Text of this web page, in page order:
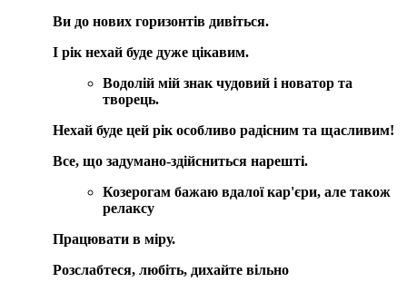
Ви до нових горизонтів дивіться.
І рік нехай буде дуже цікавим.
Водолій мій знак чудовий і новатор та
творець.
Нехай буде цей рік особливо радісним та щасливим!
Все, що задумано-здійсниться нарешті.
Козерогам бажаю вдалої кар'єри, але також
релаксу
Працювати в міру.
Розслабтеся, любіть, дихайте вільно